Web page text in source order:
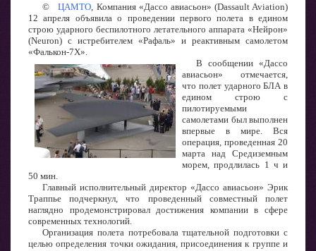
© ЦАМТО , Компания «Дассо авиасьон» (Dassault Aviation)
12 апреля объявила о проведении первого полета в едином
строю ударного беспилотного летательного аппарата «Нейрон»
(Neuron) с истребителем «Рафаль» и реактивным самолетом
«Фалькон-7X».
В сообщении «Дассо
авиасьон» отмечается,
что полет ударного БЛА в
едином строю с
пилотируемыми
самолетами был выполнен
впервые в мире. Вся
операция, проведенная 20
марта над Средиземным
морем, продлилась 1 ч и
50 мин.
Главный исполнительный директор «Дассо авиасьон» Эрик
Траппье подчеркнул, что проведенный совместный полет
наглядно продемонстрировал достижения компании в сфере
современных технологий.
Организация полета потребовала тщательной подготовки с
целью определения точки ожидания, присоединения к группе и